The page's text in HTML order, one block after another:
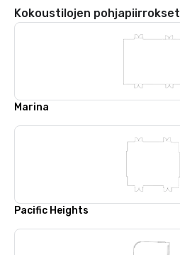
Kokoustilojen pohjapiirrokset
Marina
Pacific Heights